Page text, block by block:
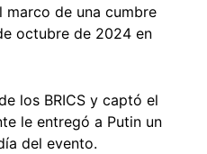
marco de una cumbre
octubre de 2024 en
los BRICS y captó el
le entregó a Putin un
del evento.